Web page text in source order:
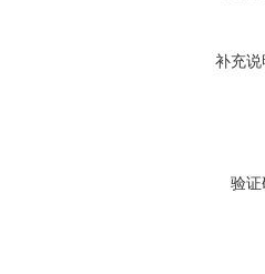
补充说
验证